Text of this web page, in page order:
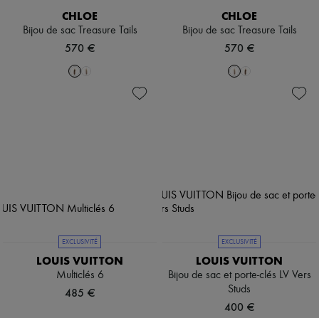
CHLOE
Bijou de sac Treasure Tails
570 €
CHLOE
Bijou de sac Treasure Tails
570 €
EXCLUSIVITÉ
LOUIS VUITTON
Multiclés 6
485 €
EXCLUSIVITÉ
LOUIS VUITTON
Bijou de sac et porte-clés LV Vers
Studs
400 €